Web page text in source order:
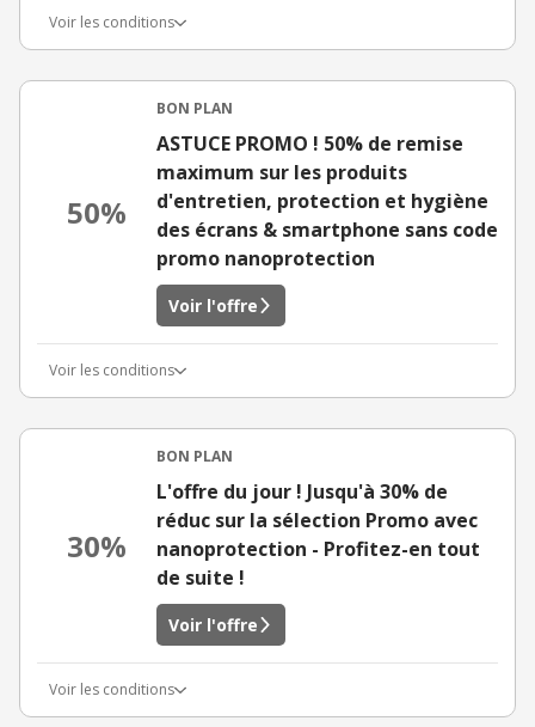
Voir les conditions
50%
BON PLAN
ASTUCE PROMO ! 50% de remise
maximum sur les produits
d'entretien, protection et hygiène
des écrans & smartphone sans code
promo nanoprotection
Voir l'offre
Voir les conditions
30%
BON PLAN
L'offre du jour ! Jusqu'à 30% de
réduc sur la sélection Promo avec
nanoprotection - Profitez-en tout
de suite !
Voir l'offre
Voir les conditions